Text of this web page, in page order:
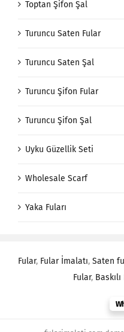
Toptan Şifon Şal
Turuncu Saten Fular
Turuncu Saten Şal
Turuncu Şifon Fular
Turuncu Şifon Şal
Uyku Güzellik Seti
Wholesale Scarf
Yaka Fuları
Fular, Fular İmalatı, Saten
Fular,